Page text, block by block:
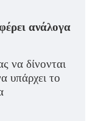
ανάλογα
να δίνονται
υπάρχει το